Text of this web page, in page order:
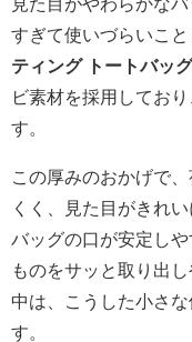
すぎて使いづらいこ
ティング トートバッグ
ビ素材を採用してお
す。
この厚みのおかげで
くく、見た目がきれ
バッグの口が安定し
ものをサッと取り出
中は、こうした小さ
す。